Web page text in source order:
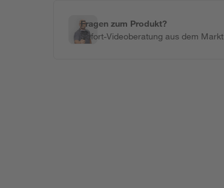
Fragen zum Produkt?
Sofort-Videoberatung aus dem Markt